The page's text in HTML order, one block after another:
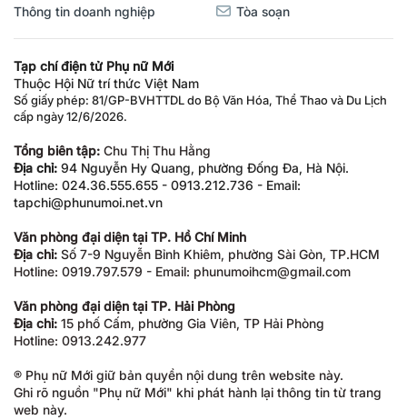
Thông tin doanh nghiệp Tòa soạn
Tạp chí điện tử Phụ nữ Mới
Thuộc Hội Nữ trí thức Việt Nam
Số giấy phép: 81/GP-BVHTTDL do Bộ Văn Hóa, Thể Thao và Du Lịch
cấp ngày 12/6/2026.
Tổng biên tập: Chu Thị Thu Hằng
Địa chỉ: 94 Nguyễn Hy Quang, phường Đống Đa, Hà Nội.
Hotline: 024.36.555.655 - 0913.212.736 - Email:
tapchi@phunumoi.net.vn
Văn phòng đại diện tại TP. Hồ Chí Minh
Địa chỉ: Số 7-9 Nguyễn Bỉnh Khiêm, phường Sài Gòn, TP.HCM
Hotline: 0919.797.579 - Email: phunumoihcm@gmail.com
Văn phòng đại diện tại TP. Hải Phòng
Địa chỉ: 15 phố Cấm, phường Gia Viên, TP Hải Phòng
Hotline: 0913.242.977
® Phụ nữ Mới giữ bản quyền nội dung trên website này.
Ghi rõ nguồn "Phụ nữ Mới" khi phát hành lại thông tin từ trang
web này.